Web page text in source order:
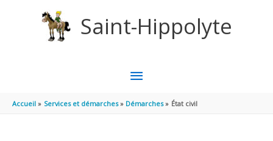
Saint-Hippolyte
MENU
PRINCIPAL
Accueil Services et démarches Démarches État civil